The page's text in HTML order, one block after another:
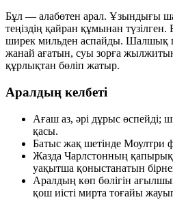
Бұл — алабөтен арал. Ұзындығы
теңіздің қайран құмынан
ширек мильден аспайды. Шалшық
жанай ағатын, суы зорға
құрлықтан бөліп жатыр.
Аралдың келбеті
Ағаш аз, әрі дұрыс өспейді;
қасы.
Батыс жақ шетінде Моултри
Жазда Чарлстонның
уақытша қоныстанатын
Аралдың көп бөлігін
қош иісті мирта тоғайы